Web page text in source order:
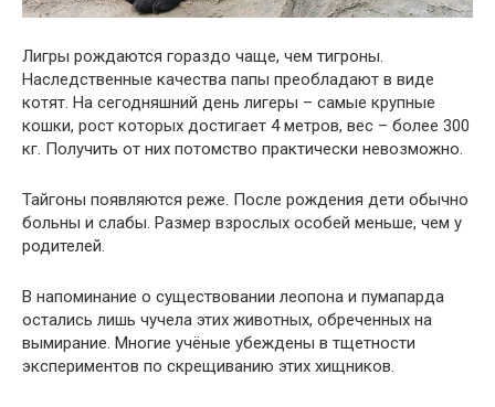
Лигры рождаются гораздо чаще, чем тигроны.
Наследственные качества папы преобладают в виде
котят. На сегодняшний день лигеры – самые крупные
кошки, рост которых достигает 4 метров, вес – более 300
кг. Получить от них потомство практически невозможно.
Тайгоны появляются реже. После рождения дети обычно
больны и слабы. Размер взрослых особей меньше, чем у
родителей.
В напоминание о существовании леопона и пумапарда
остались лишь чучела этих животных, обреченных на
вымирание. Многие учёные убеждены в тщетности
экспериментов по скрещиванию этих хищников.